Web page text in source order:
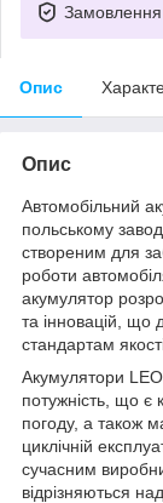
Замовлення
Опис
Опис
Автомобільний
польському
створеним для
роботи
акумулятор
та інновацій, що
стандартам
Акумулятори
потужність, що є
погоду, а також
циклічній
сучасним
відрізняються